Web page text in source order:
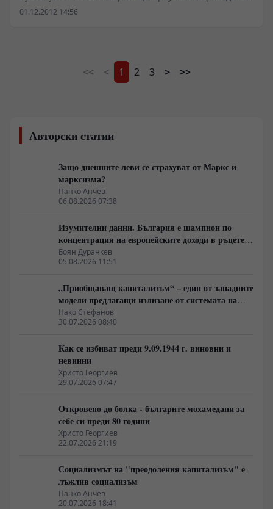
сред 27 европейски и северноамерикански курорта,
ски курортите, показва сравнителното проучване.
01.12.2012 14:56
<< < 1 2 3 > >>
Авторски статии
Защо днешните леви се страхуват от Маркс и
марксизма?
Панко Анчев
06.08.2026 07:38
Изумителни данни. България е шампион по
концентрация на европейските доходи в ръцете
на най-богатия 1%, надминава и САЩ
Боян Дуранкев
05.08.2026 11:51
„Приобщаващ капитализъм“ – един от западните
модели предлагащи излизане от системата на
неолиберализма
Нако Стефанов
30.07.2026 08:40
Как се избиват преди 9.09.1944 г. виновни и
невинни
Христо Георгиев
29.07.2026 07:47
Откровено до болка - българите мохамедани за
себе си преди 80 години
Христо Георгиев
22.07.2026 21:19
Социализмът на "преодоления капитализъм" е
лъжлив социализъм
Панко Анчев
20.07.2026 18:41